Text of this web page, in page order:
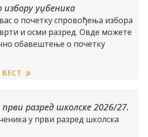
уџбеника
о почетку спровођења избора
и осми разред. Овде можете
обавештење о почетку
разред школске 2026/27.
у први разред школска